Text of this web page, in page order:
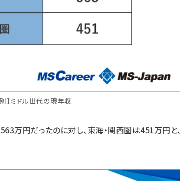
】ミドル世代の現年収
万円だったのに対し、東海・関西圏は451万円と、